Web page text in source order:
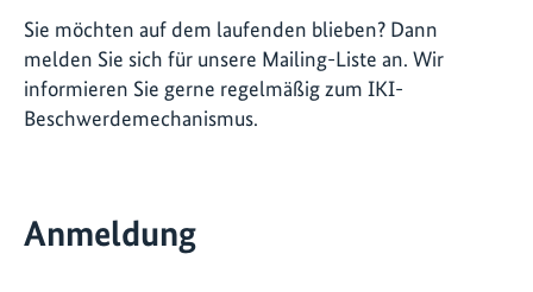
Sie möchten auf dem laufenden blieben? Dann
melden Sie sich für unsere Mailing-Liste an. Wir
informieren Sie gerne regelmäßig zum IKI-
Beschwerdemechanismus.
Anmeldung